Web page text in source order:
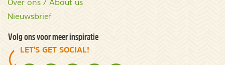
Over ons / About us
Nieuwsbrief
Volg ons voor meer inspiratie
LET'S GET SOCIAL!